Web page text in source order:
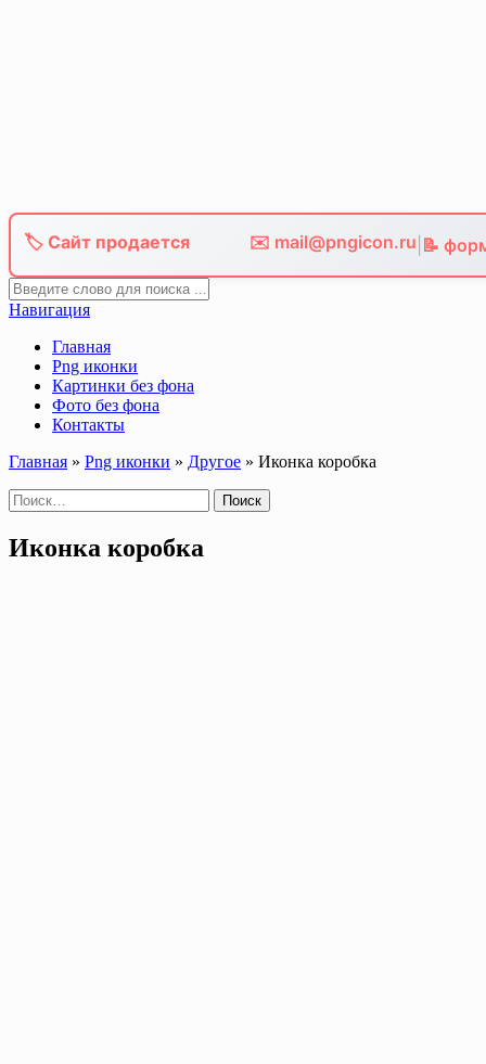
🏷️ Сайт продается ✉️ mail@pngicon.ru 📝
Навигация
Главная
Png иконки
Картинки без фона
Фото без фона
Контакты
Главная » Png иконки » Другое » Иконка коробка
Найти:
Иконка коробка